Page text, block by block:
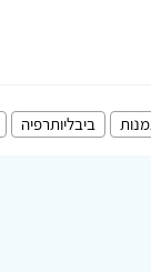
ביבליותרפיה